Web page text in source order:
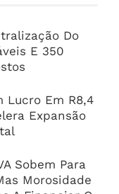
Do
E 350
Lucro Em R8,4
Expansão
Sobem Para
Morosidade